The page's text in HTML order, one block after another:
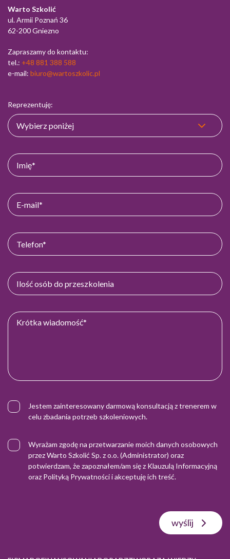
Warto Szkolić
ul. Armii Poznań 36
62-200 Gniezno
Zapraszamy do kontaktu:
tel.: +48 881 388 588
e-mail: biuro@wartoszkolic.pl
Reprezentuję:
Jestem zainteresowany darmową konsultacją z trenerem w
celu zbadania potrzeb szkoleniowych.
Wyrażam zgodę na przetwarzanie moich danych osobowych
przez Warto Szkolić Sp. z o.o. (Administrator) oraz
potwierdzam, że zapoznałem/am się z Klauzulą Informacyjną
oraz Polityką Prywatnościi akceptuję ich treść.
wyślij